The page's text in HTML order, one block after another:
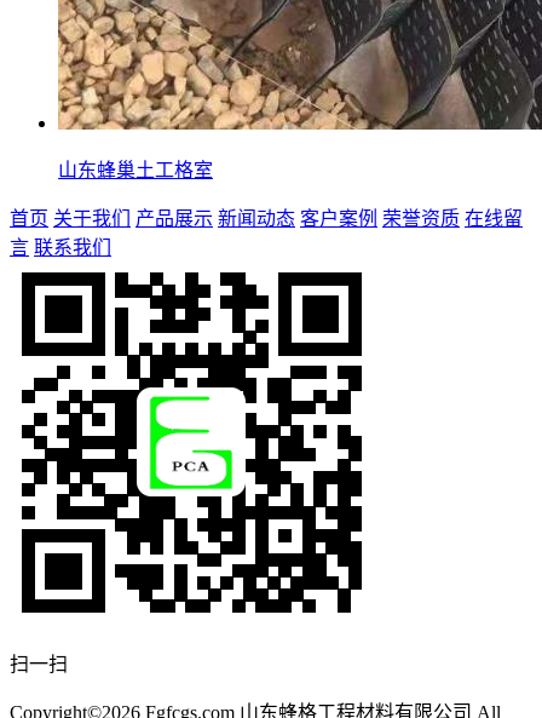
山东蜂巢土工格室
首页 关于我们 产品展示 新闻动态 客户案例 荣誉资质 在线留
言 联系我们
扫一扫
Copyright©2026 Fgfcgs.com 山东蜂格工程材料有限公司 All